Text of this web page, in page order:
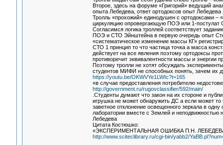
Второе, здесь на форуме «Григорий» ведущий
опыта Лебедева, ответ ортодоксов опыт Лебедева
Тролль «прохожий» единодушен с ортодоксами –
циркуляцию опровергающую ПОЭ или 1-постулат
Согласимся логика троллей соответствует
ПОЭ и СТО Эйнштейна в первую очередь опыт
«систематическое изменение массы КГ»
СТО 1 принцип то что частица точка а масса
действует на все явления поэтому ортодоксы
противоречит эквивалентности массы и
Поэтому тролли не хотят обсуждать
студентов МИФИ не способных понять, зачем их
https://youtu.be/OKWVYe1LWIc?t=165
«в случае предоставления потребителю
http://government.ru/rugovclassifier/592/main/
.Студенты думают что закон на их стороне и
игрушка не может обнаружить ДС а если может
заветное отклонение освещенного зеркала в
лаборатории вместе с Землей и неподвижностью
Лебедева
Цитата Костюшко:
«ЭКСПЕРИМЕНТАЛЬНАЯ ОШИБКА П.Н.
http://www.sciteclibrary.ru/cgi-bin/yabb2/